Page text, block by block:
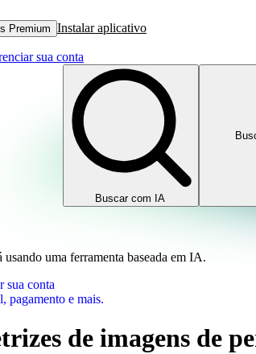
Premium Instalar aplicativo
sua conta
Buscar com IA
usando uma ferramenta baseada em IA.
sua conta
pagamento e mais.
de imagens de